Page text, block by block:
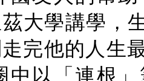
大學講學，
完他的人生
中以「連根